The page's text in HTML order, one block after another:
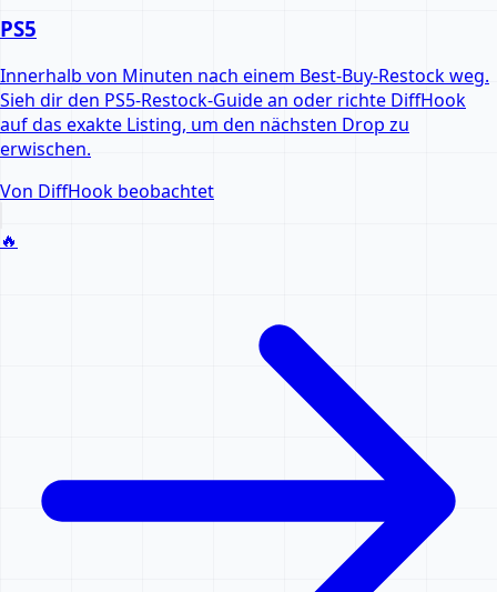
PS5
Innerhalb von Minuten nach einem Best-Buy-Restock weg.
Sieh dir den PS5-Restock-Guide an oder richte DiffHook
auf das exakte Listing, um den nächsten Drop zu
erwischen.
Von DiffHook beobachtet
🔥